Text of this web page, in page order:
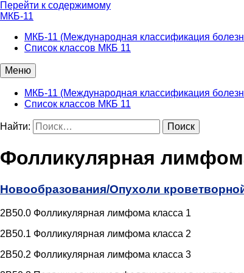
Перейти к содержимому
МКБ-11
МКБ-11 (Международная классификация
Список классов МКБ 11
Меню
МКБ-11 (Международная классификация
Список классов МКБ 11
Найти:
Фолликулярная
Новообразования/Опухоли
2B50.0 Фолликулярная лимфома класса 1
2B50.1 Фолликулярная лимфома класса 2
2B50.2 Фолликулярная лимфома класса 3